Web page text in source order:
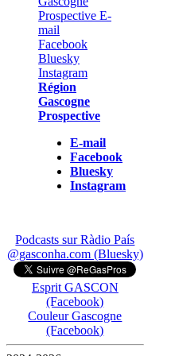
Région
Gascogne
Prospective
E-mail
Facebook
Bluesky
Instagram
Podcasts sur Ràdio País
@gasconha.com (Bluesky)
Esprit GASCON
(Facebook)
Couleur Gascogne
(Facebook)